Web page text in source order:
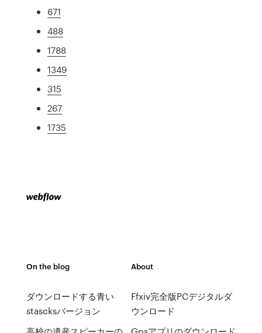
671
488
1788
1349
315
267
1735
On the blog
ダウンロードする青い
stascksバージョン
About
Ffxiv完全版PCデジタルダ
ウンロード